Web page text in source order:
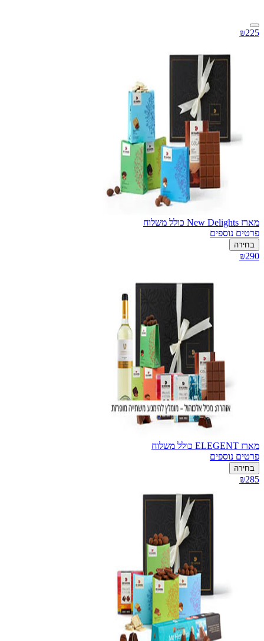
₪225
מארז New Delights כולל משלוח
פרטים נוספים
בחירה
₪290
מארז ELEGENT כולל משלוח
פרטים נוספים
בחירה
₪285